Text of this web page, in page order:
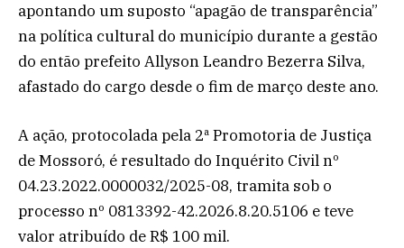
apontando um suposto “apagão de transparência”
na política cultural do município durante a gestão
do então prefeito Allyson Leandro Bezerra Silva,
afastado do cargo desde o fim de março deste ano.
A ação, protocolada pela 2ª Promotoria de Justiça
de Mossoró, é resultado do Inquérito Civil nº
04.23.2022.0000032/2025-08, tramita sob o
processo nº 0813392-42.2026.8.20.5106 e teve
valor atribuído de R$ 100 mil.